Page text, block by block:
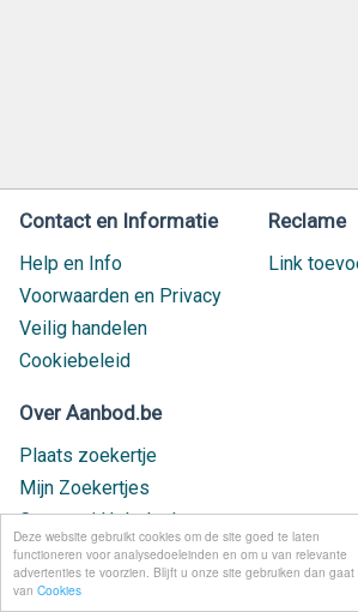
Deze website gebruikt cookies om de site goed te laten
functioneren voor analysedoeleinden en om u van relevante
advertenties te voorzien. Blijft u onze site gebruiken dan
van Cookies
Contact en Informatie
Help en Info
Voorwaarden en Privacy
Veilig handelen
Cookiebeleid
Reclame
Link
Over Aanbod.be
Plaats zoekertje
Mijn Zoekertjes
Contact / Helpdesk
Nieuw geplaatst